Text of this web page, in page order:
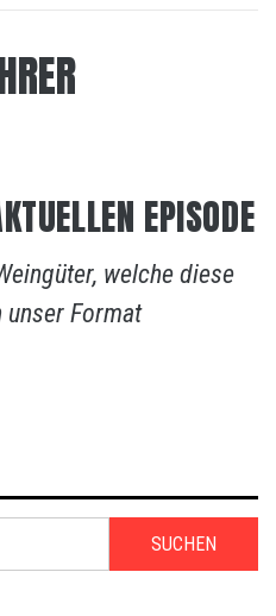
EPISODE
welche diese
Format
SUCHEN